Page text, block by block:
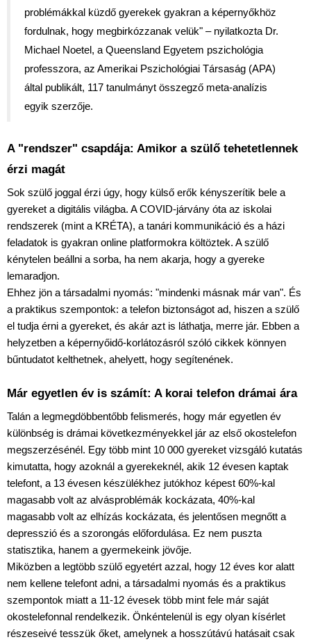
problémákkal küzdő gyerekek gyakran a képernyőkhöz
fordulnak, hogy megbirkózzanak velük" – nyilatkozta Dr.
Michael Noetel, a Queensland Egyetem pszichológia
professzora, az Amerikai Pszichológiai Társaság (APA)
által publikált, 117 tanulmányt összegző meta-analízis
egyik szerzője.
A "rendszer" csapdája: Amikor a szülő tehetetlennek
érzi magát
Sok szülő joggal érzi úgy, hogy külső erők kényszerítik bele a
gyereket a digitális világba. A COVID-járvány óta az iskolai
rendszerek (mint a KRÉTA), a tanári kommunikáció és a házi
feladatok is gyakran online platformokra költöztek. A szülő
kénytelen beállni a sorba, ha nem akarja, hogy a gyereke
lemaradjon.
Ehhez jön a társadalmi nyomás: "mindenki másnak már van". És
a praktikus szempontok: a telefon biztonságot ad, hiszen a szülő
el tudja érni a gyereket, és akár azt is láthatja, merre jár. Ebben a
helyzetben a képernyőidő-korlátozásról szóló cikkek könnyen
bűntudatot kelthetnek, ahelyett, hogy segítenének.
Már egyetlen év is számít: A korai telefon drámai ára
Talán a legmegdöbbentőbb felismerés, hogy már egyetlen év
különbség is drámai következményekkel jár az első okostelefon
megszerzésénél. Egy több mint 10 000 gyereket vizsgáló kutatás
kimutatta, hogy azoknál a gyerekeknél, akik 12 évesen kaptak
telefont, a 13 évesen készülékhez jutókhoz képest 60%-kal
magasabb volt az alvásproblémák kockázata, 40%-kal
magasabb volt az elhízás kockázata, és jelentősen megnőtt a
depresszió és a szorongás előfordulása. Ez nem puszta
statisztika, hanem a gyermekeink jövője.
Miközben a legtöbb szülő egyetért azzal, hogy 12 éves kor alatt
nem kellene telefont adni, a társadalmi nyomás és a praktikus
szempontok miatt a 11-12 évesek több mint fele már saját
okostelefonnal rendelkezik. Önkéntelenül is egy olyan kísérlet
részeseivé tesszük őket, amelynek a hosszútávú hatásait csak